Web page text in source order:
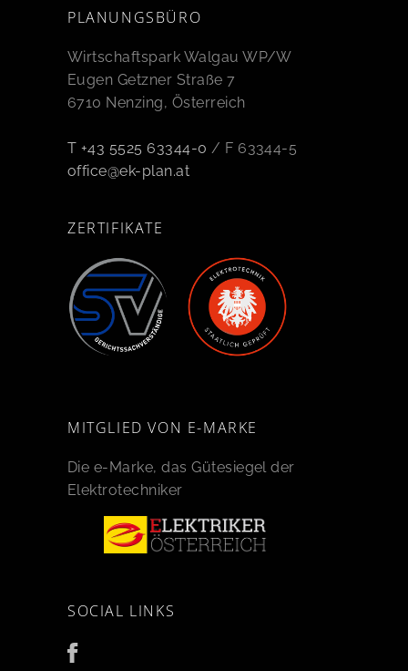
PLANUNGSBÜRO
Wirtschaftspark Walgau WP/W
Eugen Getzner Straße 7
6710 Nenzing, Österreich
T +43 5525 63344-0 / F 63344-5
office@ek-plan.at
ZERTIFIKATE
MITGLIED VON E-MARKE
Die e-Marke, das Gütesiegel der
Elektrotechniker
SOCIAL LINKS